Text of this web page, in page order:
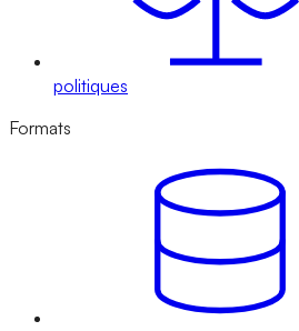
politiques
Formats